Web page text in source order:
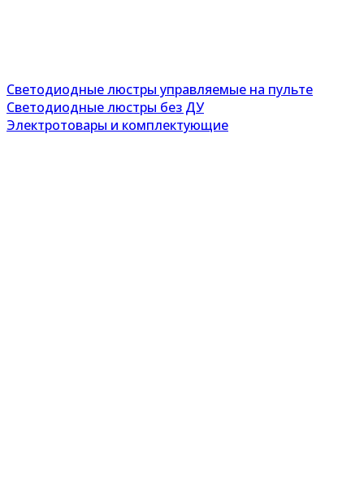
Светодиодные люстры управляемые на пульте
Светодиодные люстры без ДУ
Электротовары и комплектующие